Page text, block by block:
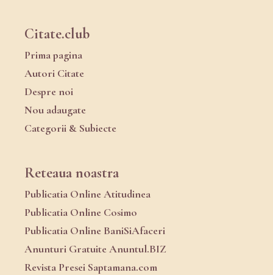
Citate.club
Prima pagina
Autori Citate
Despre noi
Nou adaugate
Categorii & Subiecte
Reteaua noastra
Publicatia Online Atitudinea
Publicatia Online Cosimo
Publicatia Online BaniSiAfaceri
Anunturi Gratuite Anuntul.BIZ
Revista Presei Saptamana.com